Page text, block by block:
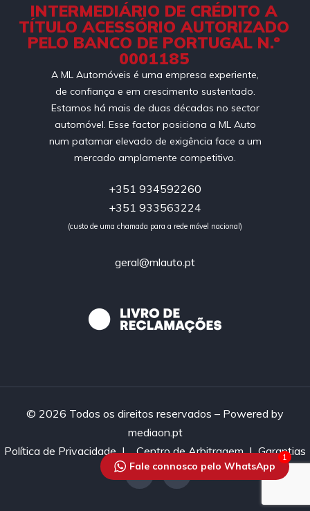
INTERMEDIÁRIO DE CRÉDITO A
TÍTULO ACESSÓRIO AUTORIZADO
PELO BANCO DE PORTUGAL N.º
0001185
A ML Automóveis é uma empresa experiente,
de confiança e em crescimento sustentado.
Estamos há mais de duas décadas no sector
automóvel. Esse factor posiciona a ML Auto
num patamar elevado de exigência face a um
mercado amplamente competitivo.
+351 934592260
+351 933563224
(custo de uma chamada para a rede móvel nacional)
geral@mlauto.pt
© 2026 Todos os direitos reservados – Powered by
mediaon.pt
Política de Privacidade|Centro de Arbitragem |Garantias
Fale connosco pelo WhatsApp
1